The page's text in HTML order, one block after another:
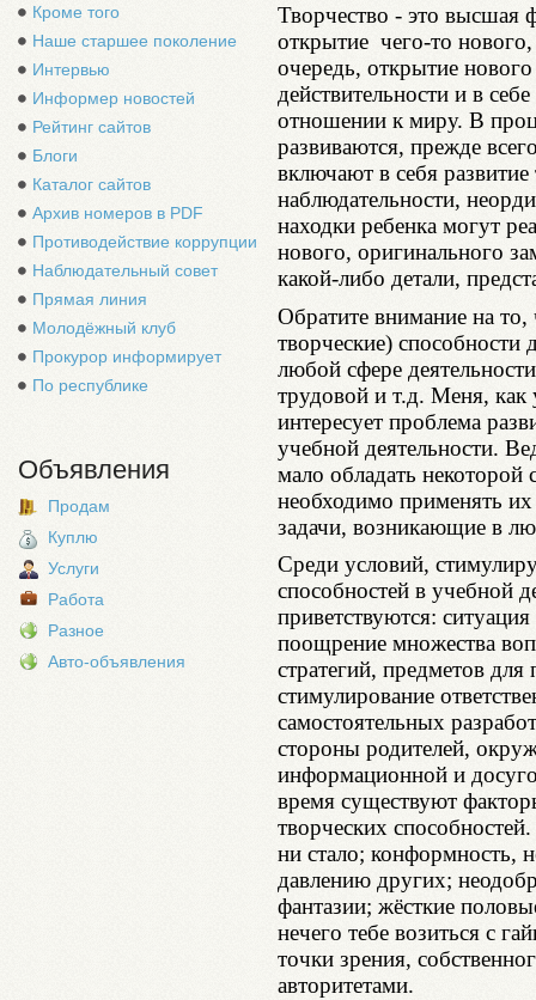
Кроме того
Наше старшее поколение
Интервью
Информер новостей
Рейтинг сайтов
Блоги
Каталог сайтов
Архив номеров в PDF
Противодействие коррупции
Наблюдательный совет
Прямая линия
Молодёжный клуб
Прокурор информирует
По республике
Объявления
Продам
Куплю
Услуги
Работа
Разное
Авто-объявления
Творчество - это высшая
открытие чего-то нового,
очередь, открытие
действительности и в
отношении к миру. В
развиваются, прежде
включают в себя
наблюдательности,
находки ребенка могут
нового, оригинального
какой-либо детали,
Обратите внимание на
творческие) способности
любой сфере
трудовой и т.д. Меня, как
интересует проблема
учебной деятельности.
мало обладать
необходимо применять их
задачи, возникающие в
Среди условий,
способностей в учебной
приветствуются:
поощрение множества
стратегий, предметов
стимулирование
самостоятельных
стороны родителей,
информационной и
время существуют
творческих
ни стало; конформность,
давлению других;
фантазии; жёсткие
нечего тебе возиться с
точки зрения,
авторитетами.